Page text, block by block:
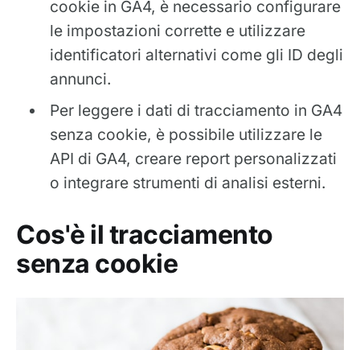
cookie in GA4, è necessario configurare
le impostazioni corrette e utilizzare
identificatori alternativi come gli ID degli
annunci.
Per leggere i dati di tracciamento in GA4
senza cookie, è possibile utilizzare le
API di GA4, creare report personalizzati
o integrare strumenti di analisi esterni.
Cos'è il tracciamento
senza cookie